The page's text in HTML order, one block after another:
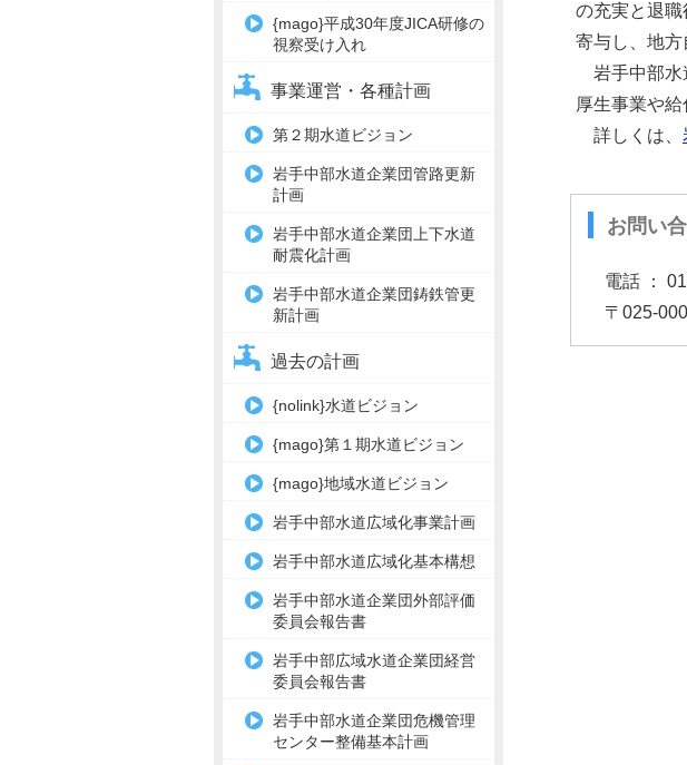
の充実と退
寄与し、地
岩手中部水
厚生事業や給
詳しくは、
お問い
電話 ：
〒025-
{mago}平成30年度JICA研修の
視察受け入れ
事業運営・各種計画
第２期水道ビジョン
岩手中部水道企業団管路更新
計画
岩手中部水道企業団上下水道
耐震化計画
岩手中部水道企業団鋳鉄管更
新計画
過去の計画
{nolink}水道ビジョン
{mago}第１期水道ビジョン
{mago}地域水道ビジョン
岩手中部水道広域化事業計画
岩手中部水道広域化基本構想
岩手中部水道企業団外部評価
委員会報告書
岩手中部広域水道企業団経営
委員会報告書
岩手中部水道企業団危機管理
センター整備基本計画